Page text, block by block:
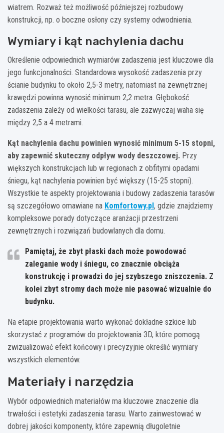
wiatrem. Rozważ też możliwość późniejszej rozbudowy
konstrukcji, np. o boczne osłony czy systemy odwodnienia.
Wymiary i kąt nachylenia dachu
Określenie odpowiednich wymiarów zadaszenia jest kluczowe dla
jego funkcjonalności. Standardowa wysokość zadaszenia przy
ścianie budynku to około 2,5-3 metry, natomiast na zewnętrznej
krawędzi powinna wynosić minimum 2,2 metra. Głębokość
zadaszenia zależy od wielkości tarasu, ale zazwyczaj waha się
między 2,5 a 4 metrami.
Kąt nachylenia dachu powinien wynosić minimum 5-15 stopni,
aby zapewnić skuteczny odpływ wody deszczowej. Przy
większych konstrukcjach lub w regionach z obfitymi opadami
śniegu, kąt nachylenia powinien być większy (15-25 stopni).
Wszystkie te aspekty projektowania i budowy zadaszenia tarasów
są szczegółowo omawiane na Komfortowy.pl, gdzie znajdziemy
kompleksowe porady dotyczące aranżacji przestrzeni
zewnętrznych i rozwiązań budowlanych dla domu.
Pamiętaj, że zbyt płaski dach może powodować
zaleganie wody i śniegu, co znacznie obciąża
konstrukcję i prowadzi do jej szybszego zniszczenia. Z
kolei zbyt stromy dach może nie pasować wizualnie do
budynku.
Na etapie projektowania warto wykonać dokładne szkice lub
skorzystać z programów do projektowania 3D, które pomogą
zwizualizować efekt końcowy i precyzyjnie określić wymiary
wszystkich elementów.
Materiały i narzędzia
Wybór odpowiednich materiałów ma kluczowe znaczenie dla
trwałości i estetyki zadaszenia tarasu. Warto zainwestować w
dobrej jakości komponenty, które zapewnią długoletnie